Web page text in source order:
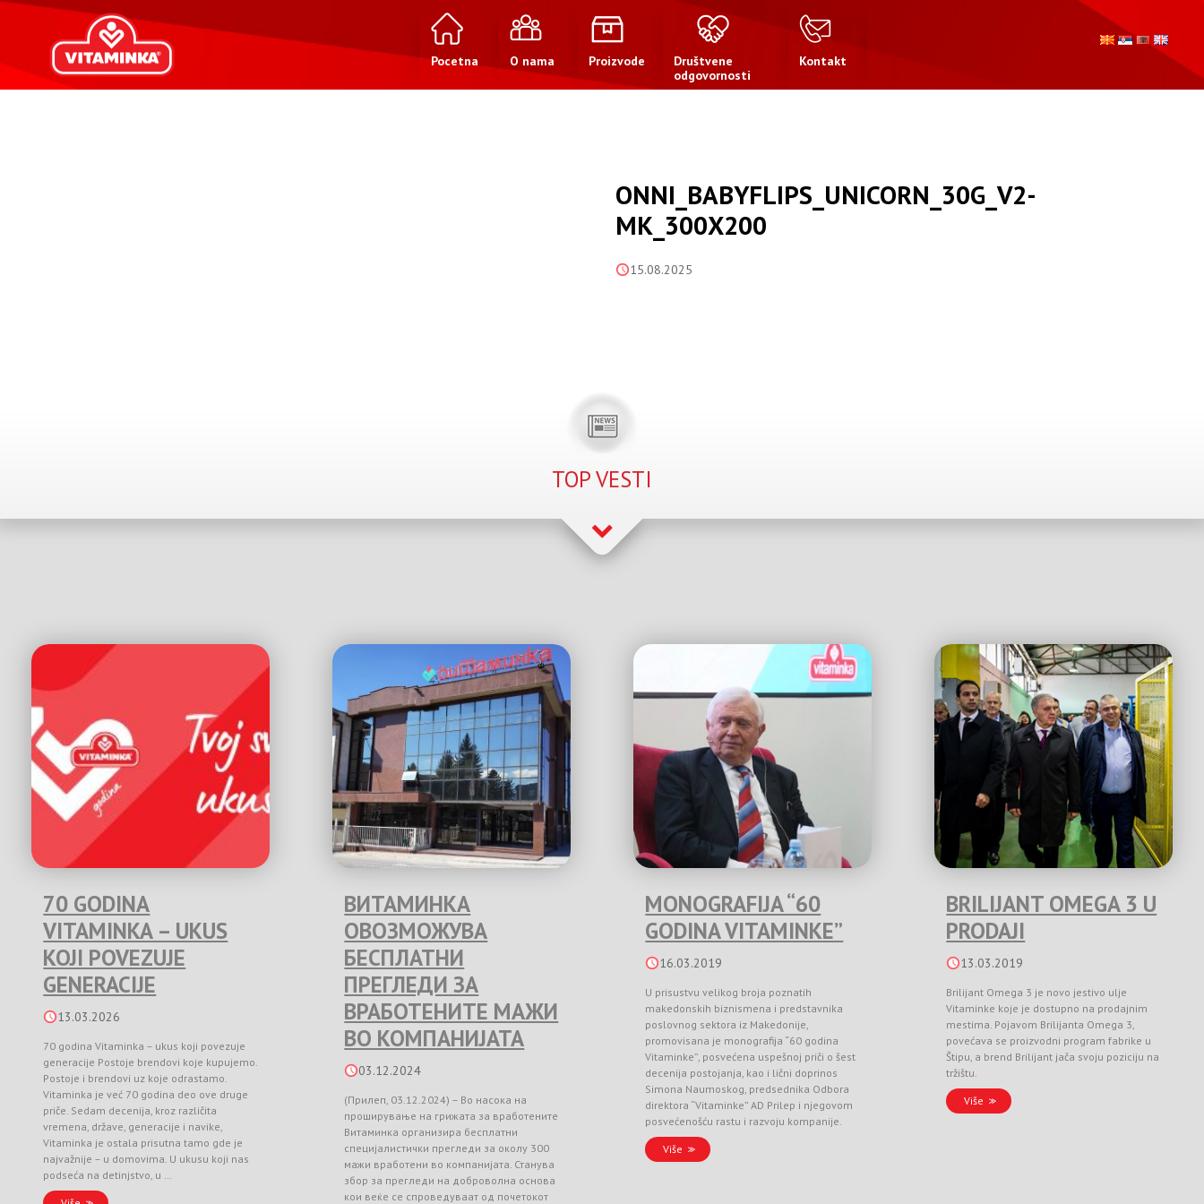
Pocetna O nama Proizvode
Društvene
odgovornosti
Kontakt
ONNI_BABYFLIPS_UNICORN_30G_V2-
MK_300X200
15.08.2025
TOP VESTI
70 GODINA
VITAMINKA – UKUS
KOJI POVEZUJE
GENERACIJE
13.03.2026
70 godina Vitaminka – ukus koji povezuje
generacije Postoje brendovi koje kupujemo.
Postoje i brendovi uz koje odrastamo.
Vitaminka je već 70 godina deo ove druge
priče. Sedam decenija, kroz različita
vremena, države, generacije i navike,
Vitaminka je ostala prisutna tamo gde je
najvažnije – u domovima. U ukusu koji nas
podseća na detinjstvo, u …
ВИТАМИНКА
ОВОЗМОЖУВА
БЕСПЛАТНИ
ПРЕГЛЕДИ ЗА
ВРАБОТЕНИТЕ МАЖИ
ВО КОМПАНИЈАТА
03.12.2024
(Прилеп, 03.12.2024) – Во насока на
проширување на грижата за вработените
Витаминка организира бесплатни
специјалистички прегледи за околу 300
мажи вработени во компанијата. Станува
збор за прегледи на доброволна основа
кои веќе се спроведуваат од почетокот
MONOGRAFIJA “60
GODINA VITAMINKE”
16.03.2019
U prisustvu velikog broja poznatih
makedonskih biznismena i predstavnika
poslovnog sektora iz Makedonije,
promovisana je monografija “60 godina
Vitaminke”, posvećena uspešnoj priči o šest
decenija postojanja, kao i lični doprinos
Simona Naumoskog, predsednika Odbora
direktora “Vitaminke” AD Prilep i njegovom
posvećenošću rastu i razvoju kompanije.
Više
BRILIJANT OMEGA 3 U
PRODAJI
13.03.2019
Brilijant Omega 3 je novo jestivo ulje
Vitaminke koje je dostupno na prodajnim
mestima. Pojavom Brilijanta Omega 3,
povećava se proizvodni program fabrike u
Štipu, a brend Brilijant jača svoju poziciju na
tržištu.
Više